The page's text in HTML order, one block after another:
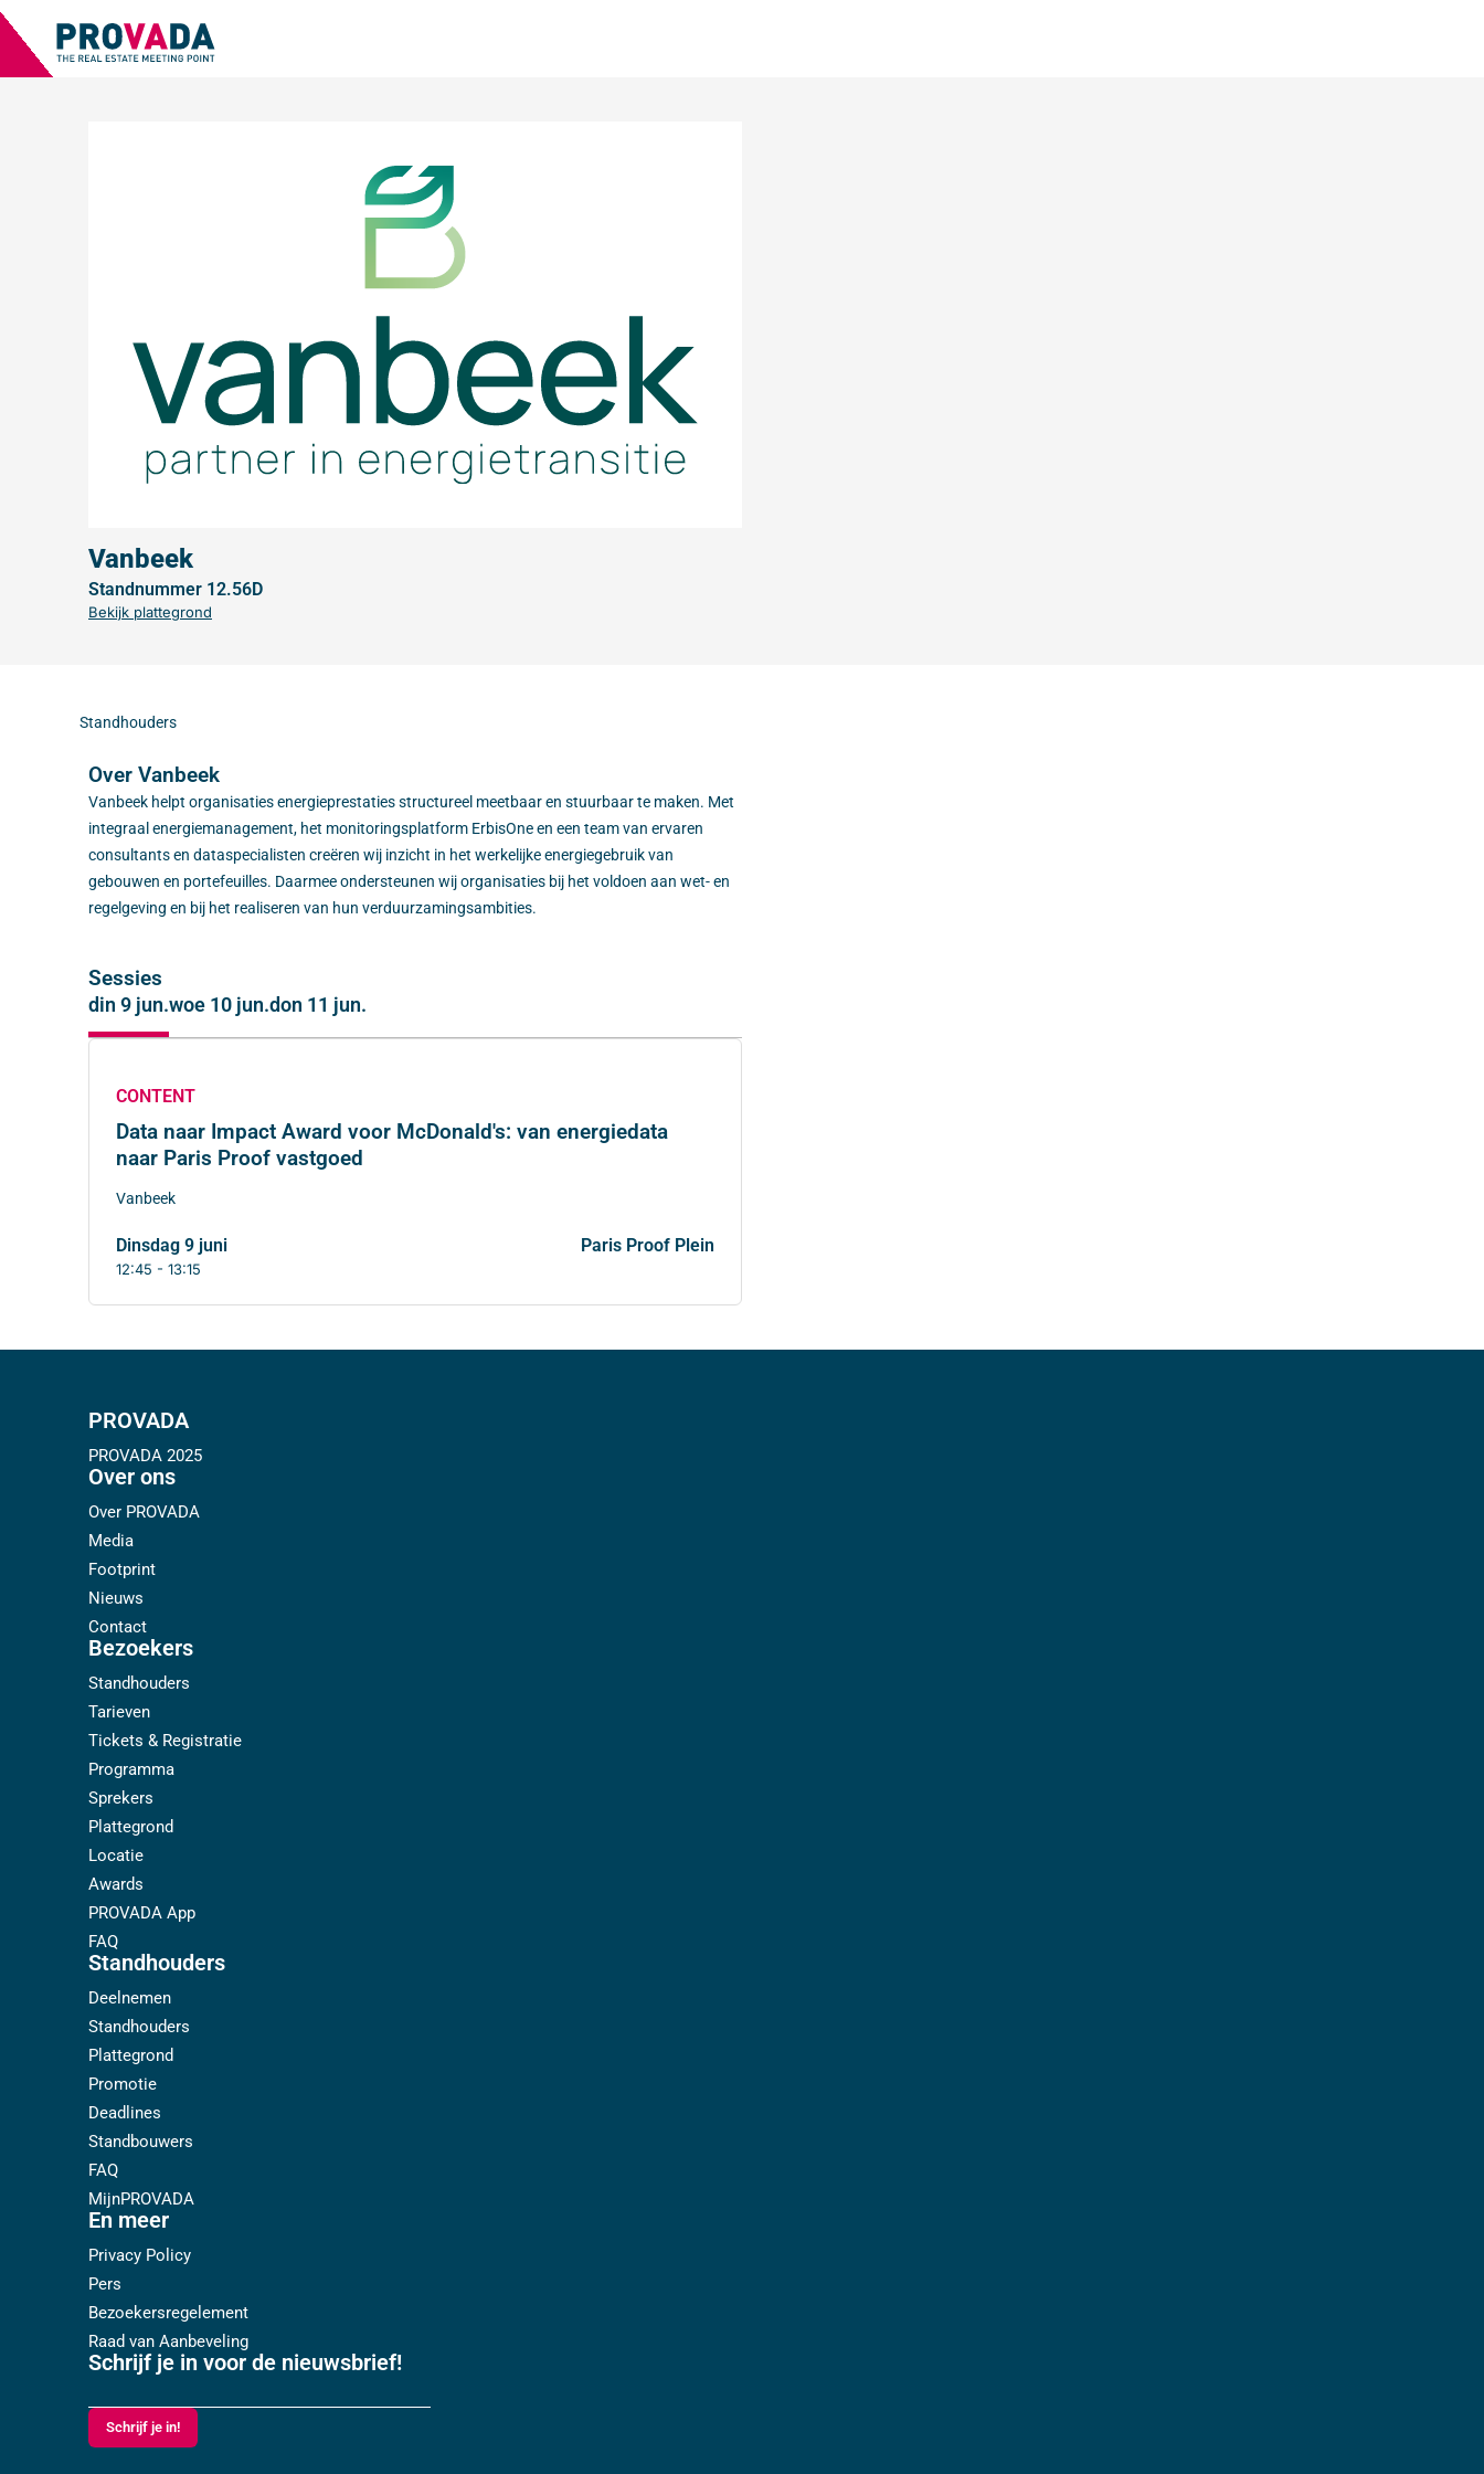
Vanbeek
Standnummer 12.56D
Bekijk plattegrond
Standhouders
Over Vanbeek
Vanbeek helpt organisaties energieprestaties structureel meetbaar en stuurbaar te maken. Met
integraal energiemanagement, het monitoringsplatform ErbisOne en een team van ervaren
consultants en dataspecialisten creëren wij inzicht in het werkelijke energiegebruik van
gebouwen en portefeuilles. Daarmee ondersteunen wij organisaties bij het voldoen aan wet- en
regelgeving en bij het realiseren van hun verduurzamingsambities.
Sessies
din 9 jun.woe 10 jun.don 11 jun.
CONTENT
Data naar Impact Award voor McDonald's: van energiedata
naar Paris Proof vastgoed
Vanbeek
dinsdag 9 juni
12:45 - 13:15
Paris Proof Plein
PROVADA
PROVADA 2025
Over ons
Over PROVADA
Media
Footprint
Nieuws
Contact
Bezoekers
Standhouders
Tarieven
Tickets & Registratie
Programma
Sprekers
Plattegrond
Locatie
Awards
PROVADA App
FAQ
Standhouders
Deelnemen
Standhouders
Plattegrond
Promotie
Deadlines
Standbouwers
FAQ
MijnPROVADA
En meer
Privacy Policy
Pers
Bezoekersregelement
Raad van Aanbeveling
Schrijf je in voor de nieuwsbrief!
Schrijf je in!